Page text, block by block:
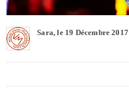
Sara, le 19 Décembre 2017